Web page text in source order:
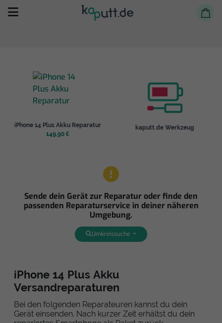
Selbst reparieren
Reparieren lassen
iPhone 14 Plus Akku Reparatur
149,90 €
kaputt.de Werkzeug
Sende dein Gerät zur Reparatur oder finde den
passenden Reparaturservice in deiner näheren
Umgebung.
Umkreissuche
iPhone 14 Plus Akku
Versandreparaturen
Bei den folgenden Reparateuren kannst du dein
Gerät einsenden. Nach kurzer Zeit erhältst du dein